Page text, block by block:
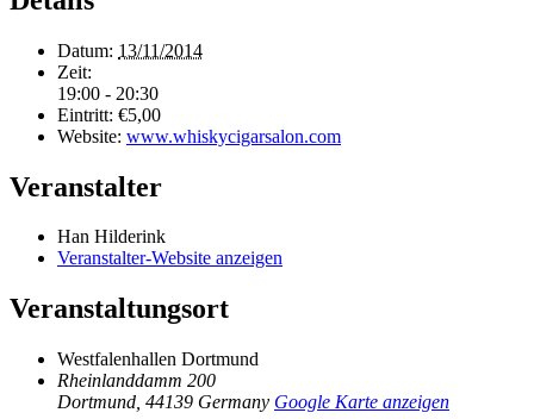
Datum: 13/11/2014
Zeit:
19:00 - 20:30
Eintritt: €5,00
Website: www.whiskycigarsalon.com
Veranstalter
Han Hilderink
Veranstalter-Website anzeigen
Veranstaltungsort
Westfalenhallen Dortmund
Rheinlanddamm 200
Dortmund 44139 Germany Google Karte anzeigen